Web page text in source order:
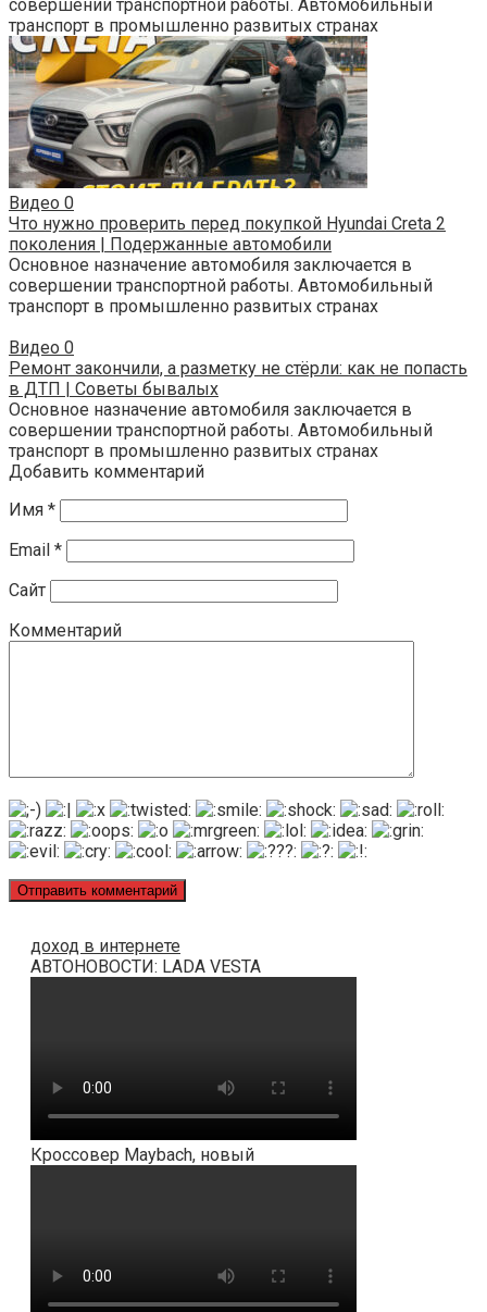
совершении транспортной работы. Автомобильный
транспорт в промышленно развитых странах
Видео 0
Что нужно проверить перед покупкой Hyundai Creta 2
поколения | Подержанные автомобили
Основное назначение автомобиля заключается в
совершении транспортной работы. Автомобильный
транспорт в промышленно развитых странах
Видео 0
Ремонт закончили, а разметку не стёрли: как не попасть
в ДТП | Советы бывалых
Основное назначение автомобиля заключается в
совершении транспортной работы. Автомобильный
транспорт в промышленно развитых странах
Добавить комментарий
Имя *
Email *
Сайт
Комментарий
доход в интернете
АВТОНОВОСТИ: LADA VESTA
Кроссовер Maybach, новый